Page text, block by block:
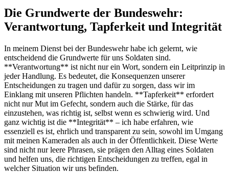
Die Grundwerte der Bundeswehr:
Verantwortung, Tapferkeit ⁣und Integrität
In meinem ‌Dienst bei der​ Bundeswehr habe ich⁤ gelernt, ⁣wie
entscheidend die Grundwerte für uns Soldaten sind.
**Verantwortung** ist nicht nur ein⁣ Wort, sondern ein Leitprinzip ⁣in
jeder Handlung. Es bedeutet, ‍die Konsequenzen⁤ unserer
Entscheidungen zu tragen und⁤ dafür zu sorgen, dass wir im
Einklang ‌mit unseren Pflichten​ handeln. **Tapferkeit** erfordert
⁣nicht nur Mut im Gefecht, sondern ‍auch⁣ die⁢ Stärke, für das
einzustehen, was richtig‍ ist, selbst wenn⁤ es schwierig wird. Und
ganz wichtig ist die **Integrität** – ich habe erfahren, wie
essenziell es ist, ehrlich und transparent ‍zu⁣ sein, sowohl ‍im​ Umgang
mit meinen ⁣Kameraden als ⁤auch in der Öffentlichkeit. Diese Werte
sind nicht nur leere Phrasen,‌ sie prägen den Alltag eines ‍Soldaten
und helfen uns, die ⁢richtigen Entscheidungen zu treffen, egal in
welcher Situation ‍wir uns befinden.